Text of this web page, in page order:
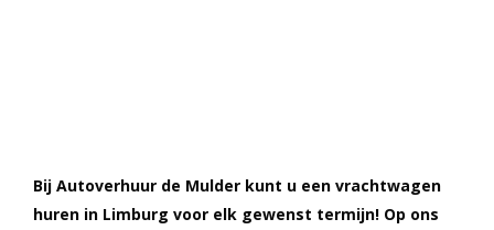
Bij Autoverhuur de Mulder kunt u een vrachtwagen
huren in Limburg voor elk gewenst termijn! Op ons